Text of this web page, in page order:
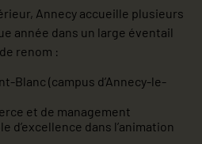
Annecy accueille plusieurs
année dans un large éventail
renom :
Blanc (campus d’Annecy-le-
et de management
d’excellence dans l’animation